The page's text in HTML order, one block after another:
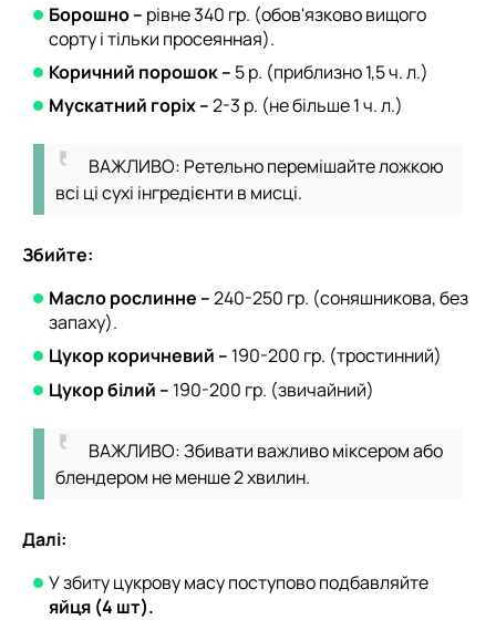
Борошно – рівне 340 гр. (обов'язково вищого
сорту і тільки просеянная).
Коричний порошок – 5 р. (приблизно 1,5 ч. л.)
Мускатний горіх –2-3 р. (не більше 1 ч. л.)
ВАЖЛИВО: Ретельно перемішайте ложкою
всі ці сухі інгредієнти в мисці.
Збийте:
Масло рослинне –240-250 гр. (соняшникова, без
запаху).
Цукор коричневий – 190-200 гр. (тростинний)
Цукор білий – 190-200 гр. (звичайний)
ВАЖЛИВО: Збивати важливо міксером або
блендером не менше 2 хвилин.
Далі:
У збиту цукрову масу поступово подбавляйте
яйця (4 шт).